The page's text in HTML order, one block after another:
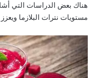
هناك بعض الدراسات التي
مستويات نترات البلازما ويعزز